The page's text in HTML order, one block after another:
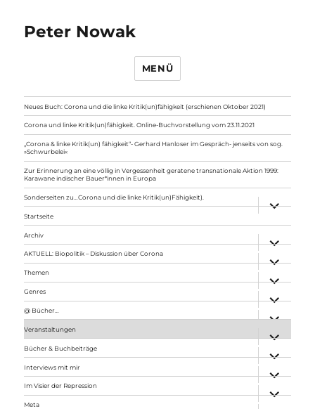
Peter Nowak
MENÜ
Neues Buch: Corona und die linke Kritik(un)fähigkeit (erschienen Oktober 2021)
Corona und linke Kritik(un)fähigkeit. Online-Buchvorstellung vom 23.11.2021
„Corona & linke Kritik(un) fähigkeit“- Gerhard Hanloser im Gespräch- jenseits von sog.
»Schwurbelei«
Zur Erinnerung an eine völlig in Vergessenheit geratene transnationale Aktion 1999:
Karawane indischer Bauer*innen in Europa
Sonderseiten zu…Corona und die linke Kritik(un)Fähigkeit).
anzeigen
Startseite
Archiv
anzeigen
AKTUELL: Biopolitik – Diskussion über Corona
anzeigen
Themen
anzeigen
Genres
anzeigen
@ Bücher…
Veranstaltungen
anzeigen
Bücher & Buchbeiträge
anzeigen
Interviews mit mir
anzeigen
Im Visier der Repression
anzeigen
Meta